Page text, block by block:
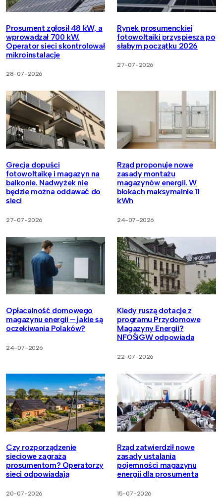
Prosument zgłosił 48 kW, a
wprowadzał 700 kW.
Operator sieci skontrolował
mikroinstalacje
28-07-2026
Rynek prosumenckiej
fotowoltaiki przyspiesza po
słabym początku 2026
27-07-2026
Grecja dopuści
fotowoltaikę i magazyn na
balkonie. Nadwyżek nie
będzie można oddawać do
sieci
27-07-2026
Rząd proponuje nowe
zasady montażu
magazynów energii. W
blokach maksymalnie 11
kWh
24-07-2026
Opłacalność domowego
magazynu energii – jakie są
oczekiwania Polaków?
24-07-2026
Kiedy ruszą dotacje z
programu Przydomowe
Magazyny Energii?
NFOŚiGW odpowiada
22-07-2026
Czy rozporządzenie
sieciowe zagraża
prosumentom? Operatorzy
sieci odpowiadają
20-07-2026
Rząd zatwierdził nowe
zasady ustalania
pojemności magazynu
energii dla prosumenta
15-07-2026